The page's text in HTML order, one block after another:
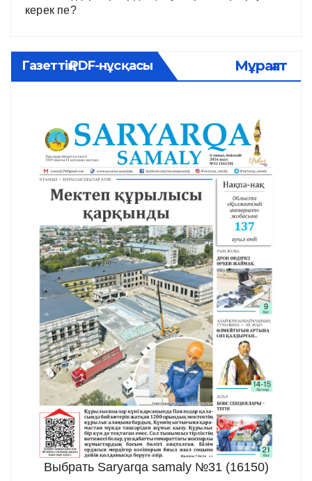
керек пе?
Газеттің PDF-нұсқасы Мұрағат
Выбрать Saryarqa samaly №31 (16150)